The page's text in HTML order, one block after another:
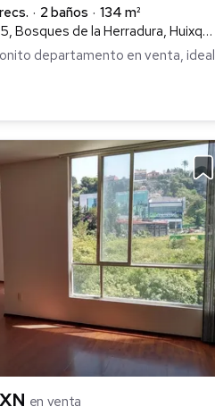
2 baños
134 m²
Bosque De Minas 55, Bosques de la Herradura, Huixquilucan
departamento en venta, ideal
en venta